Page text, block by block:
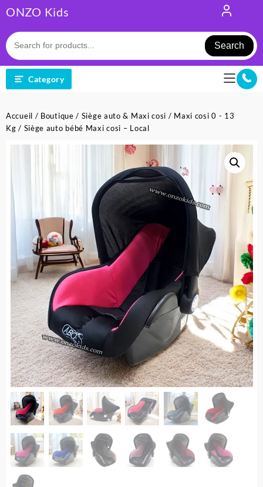
to
content
ONZO Kids
Search
Category
Accueil / Boutique / Siège auto & Maxi cosi / Maxi cosi 0 - 13
Kg / Siège auto bébé Maxi cosi – Local